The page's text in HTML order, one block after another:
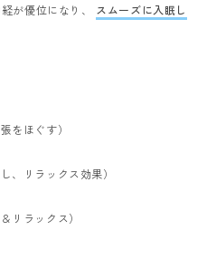
が優位になり、 スムーズに入眠し
をほぐす）
、リラックス効果）
リラックス）